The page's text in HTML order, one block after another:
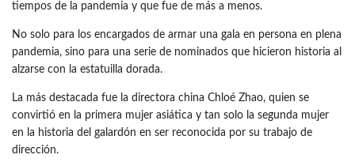
tiempos de la pandemia y que fue de más a menos.
No solo para los encargados de armar una gala en persona en plena
pandemia, sino para una serie de nominados que hicieron historia al
alzarse con la estatuilla dorada.
La más destacada fue la directora china Chloé Zhao, quien se
convirtió en la primera mujer asiática y tan solo la segunda mujer
en la historia del galardón en ser reconocida por su trabajo de
dirección.